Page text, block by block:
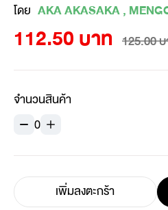
โดย AKA AKASAKA ,
112.50 บาท 125.00
จำนวนสินค้า
0
เพิ่มลงตะกร้า